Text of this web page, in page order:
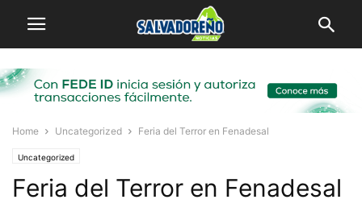
Home Uncategorized Feria del Terror en Fenadesal
Uncategorized
Feria del Terror en Fenadesal